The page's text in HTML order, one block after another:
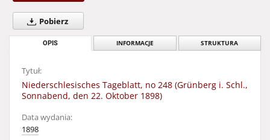
Pobierz
OPIS INFORMACJE STRUKTURA
Tytuł:
Niederschlesisches Tageblatt, no 248 (Grünberg i. Schl.,
Sonnabend, den 22. Oktober 1898)
Data wydania:
1898